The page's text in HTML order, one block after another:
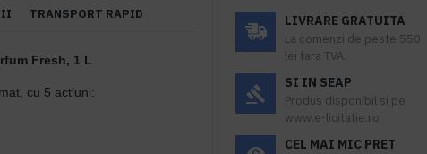
TRANSPORT RAPID
Fresh, 1 L
cu 5 actiuni:
LIVRARE GRATUITA
La comenzi de peste 550
lei fara TVA.
SI IN SEAP
Produs disponibil si pe
www.e-licitatie.ro
CEL MAI MIC PRET